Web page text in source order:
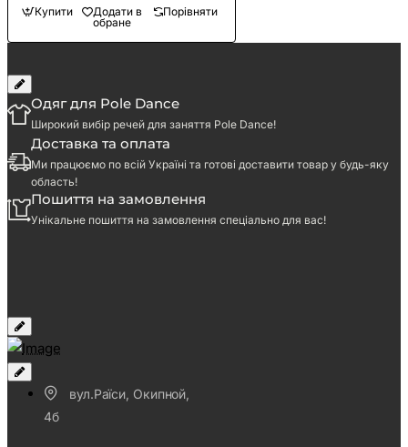
Купити
Додати в
обране
Порівняти
Одяг для Pole Dance
Широкий вибір речей для заняття Pole Dance!
Доставка та оплата
Ми працюємо по всій Україні та готові доставити товар у будь-яку
область!
Пошиття на замовлення
Унікальне пошиття на замовлення спеціально для вас!
вул.Раїси, Окипной,
4б